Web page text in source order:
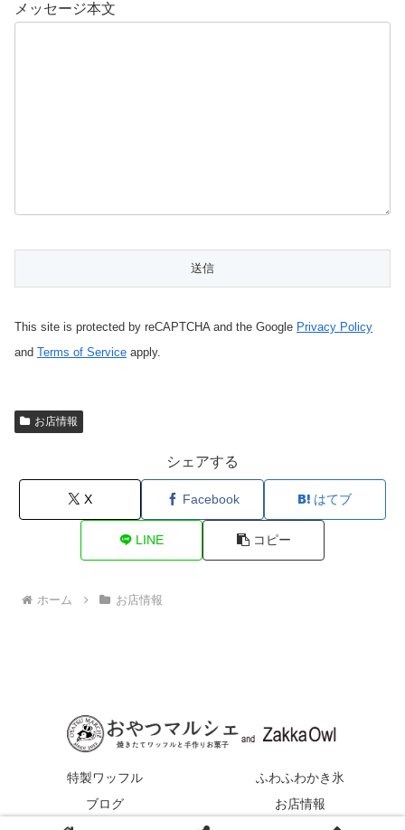
メッセージ本文
This site is protected by reCAPTCHA and the Google Privacy Policy
and Terms of Service apply.
お店情報
シェアする
X Facebook はてブ
LINE コピー
ホーム お店情報
特製ワッフル
ふわふわかき氷
ブログ
お店情報